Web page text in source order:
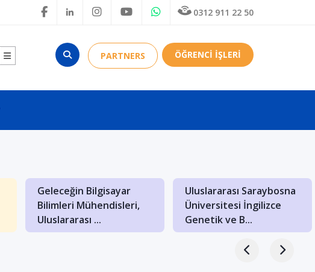
0312 911 22 50
PARTNERS ÖĞRENCİ İŞLERİ
Geleceğin Bilgisayar
Bilimleri Mühendisleri,
Uluslararası ...
Uluslararası Saraybosna
Üniversitesi İngilizce
Genetik ve B...